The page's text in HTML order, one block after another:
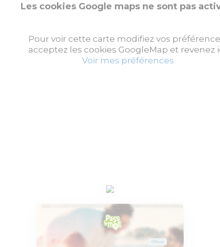
Les cookies Google maps ne sont pas
Pour voir cette carte modifiez vos
acceptez les cookies GoogleMap et revenez
Voir mes préférences